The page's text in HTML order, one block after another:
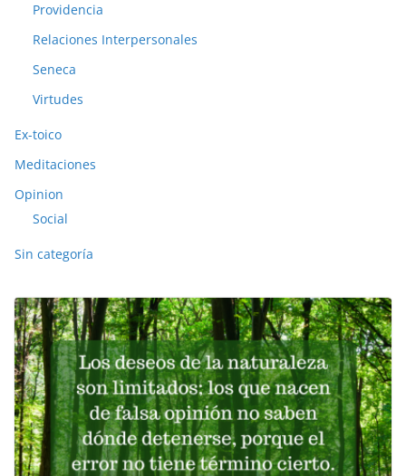
Providencia
Relaciones Interpersonales
Seneca
Virtudes
Ex-toico
Meditaciones
Opinion
Social
Sin categoría